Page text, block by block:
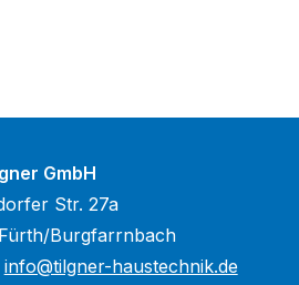
GmbH
Str. 27a
Burgfarrnbach
info@tilgner-haustechnik.de